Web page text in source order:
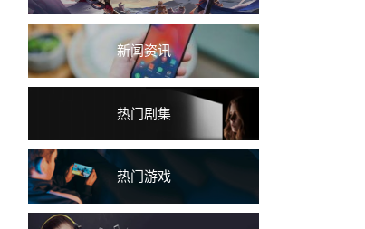
新闻资讯
热门剧集
热门游戏